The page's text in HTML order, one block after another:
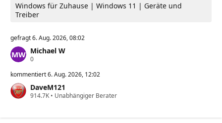
Windows für Zuhause | Windows 11 | Geräte und
Treiber
gefragt6. Aug. 2026, 08:02
Michael W
0Z
v
r
l
kommentiert6. Aug. 2026, 12:02
DaveM121
914.7K Z• Unabhängiger Berater